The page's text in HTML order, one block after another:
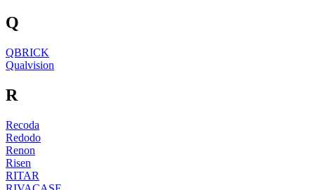
Q
QBRICK
Qualvision
R
Recoda
Redodo
Renon
Risen
RITAR